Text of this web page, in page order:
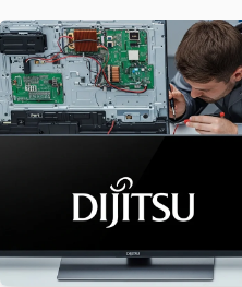
kapıya kadar ücretsiz teşhis
ücretsiz telefon